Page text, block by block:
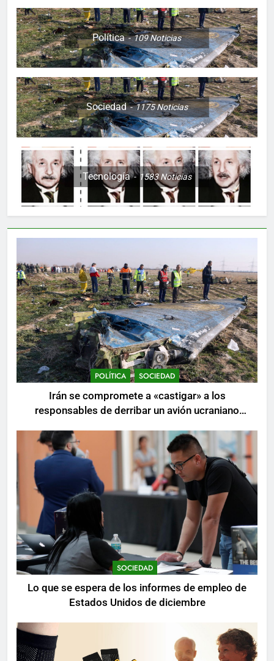
Política 109Noticias
Sociedad 1175Noticias
Tecnología 1583Noticias
POLÍTICA SOCIEDAD
Irán se compromete a «castigar» a los
responsables de derribar un avión ucraniano
SOCIEDAD
Lo que se espera de los informes de empleo de
Estados Unidos de diciembre